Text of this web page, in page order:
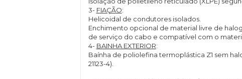
3- FIAÇÃO:
Helicoidal de condutores isolados.
Enchimento opcional de material livre de
de serviço do cabo e compatível com o
4- BAINHA EXTERIOR:
Baínha de poliolefina termoplástica Z1 sem
21123-4).